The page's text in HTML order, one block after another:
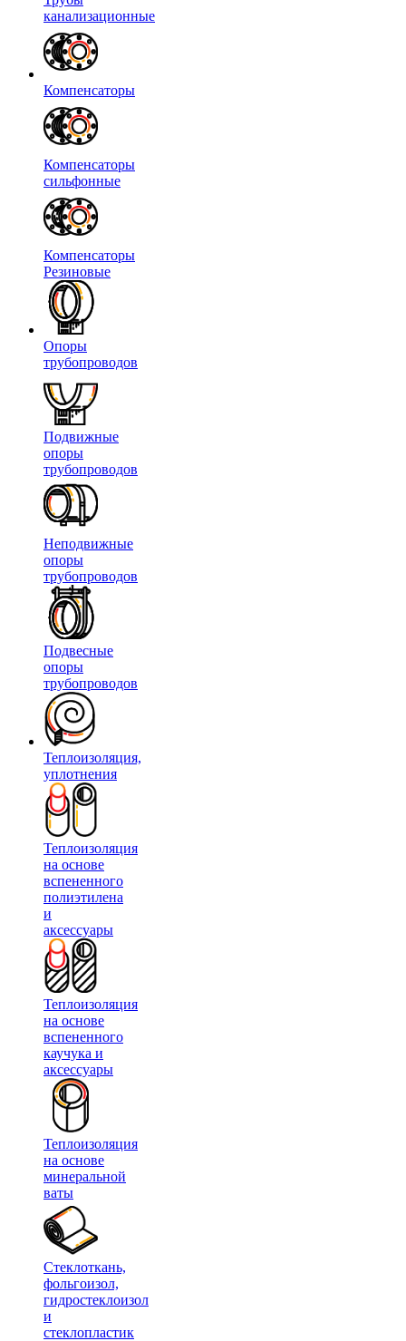
канализационные
Компенсаторы
Компенсаторы
сильфонные
Компенсаторы
Резиновые
Опоры
трубопроводов
Подвижные
опоры
трубопроводов
Неподвижные
опоры
трубопроводов
Подвесные
опоры
трубопроводов
Теплоизоляция,
уплотнения
Теплоизоляция
на основе
вспененного
полиэтилена
и
аксессуары
Теплоизоляция
на основе
вспененного
каучука и
аксессуары
Теплоизоляция
на основе
минеральной
ваты
Стеклоткань,
фольгоизол,
гидростеклоизол
и
стеклопластик